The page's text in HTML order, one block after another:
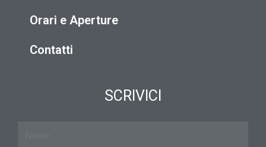
Orari e Aperture
Contatti
SCRIVICI